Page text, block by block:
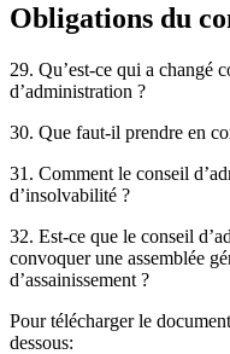
Obligations du
29. Qu’est-ce qui a changé
d’administration ?
30. Que faut-il prendre en
31. Comment le conseil
d’insolvabilité ?
32. Est-ce que le conseil
convoquer une assemblée
d’assainissement ?
Pour télécharger le
dessous: